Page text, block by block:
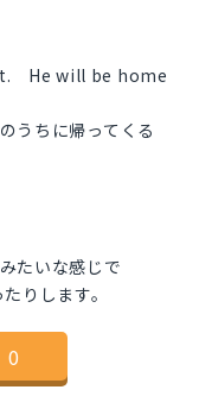
He will be home
ちに帰ってくる
たいな感じで
りします。
0